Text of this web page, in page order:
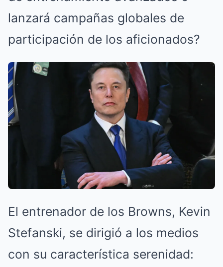
lanzará campañas globales de
participación de los aficionados?
El entrenador de los Browns, Kevin
Stefanski, se dirigió a los medios
con su característica serenidad: